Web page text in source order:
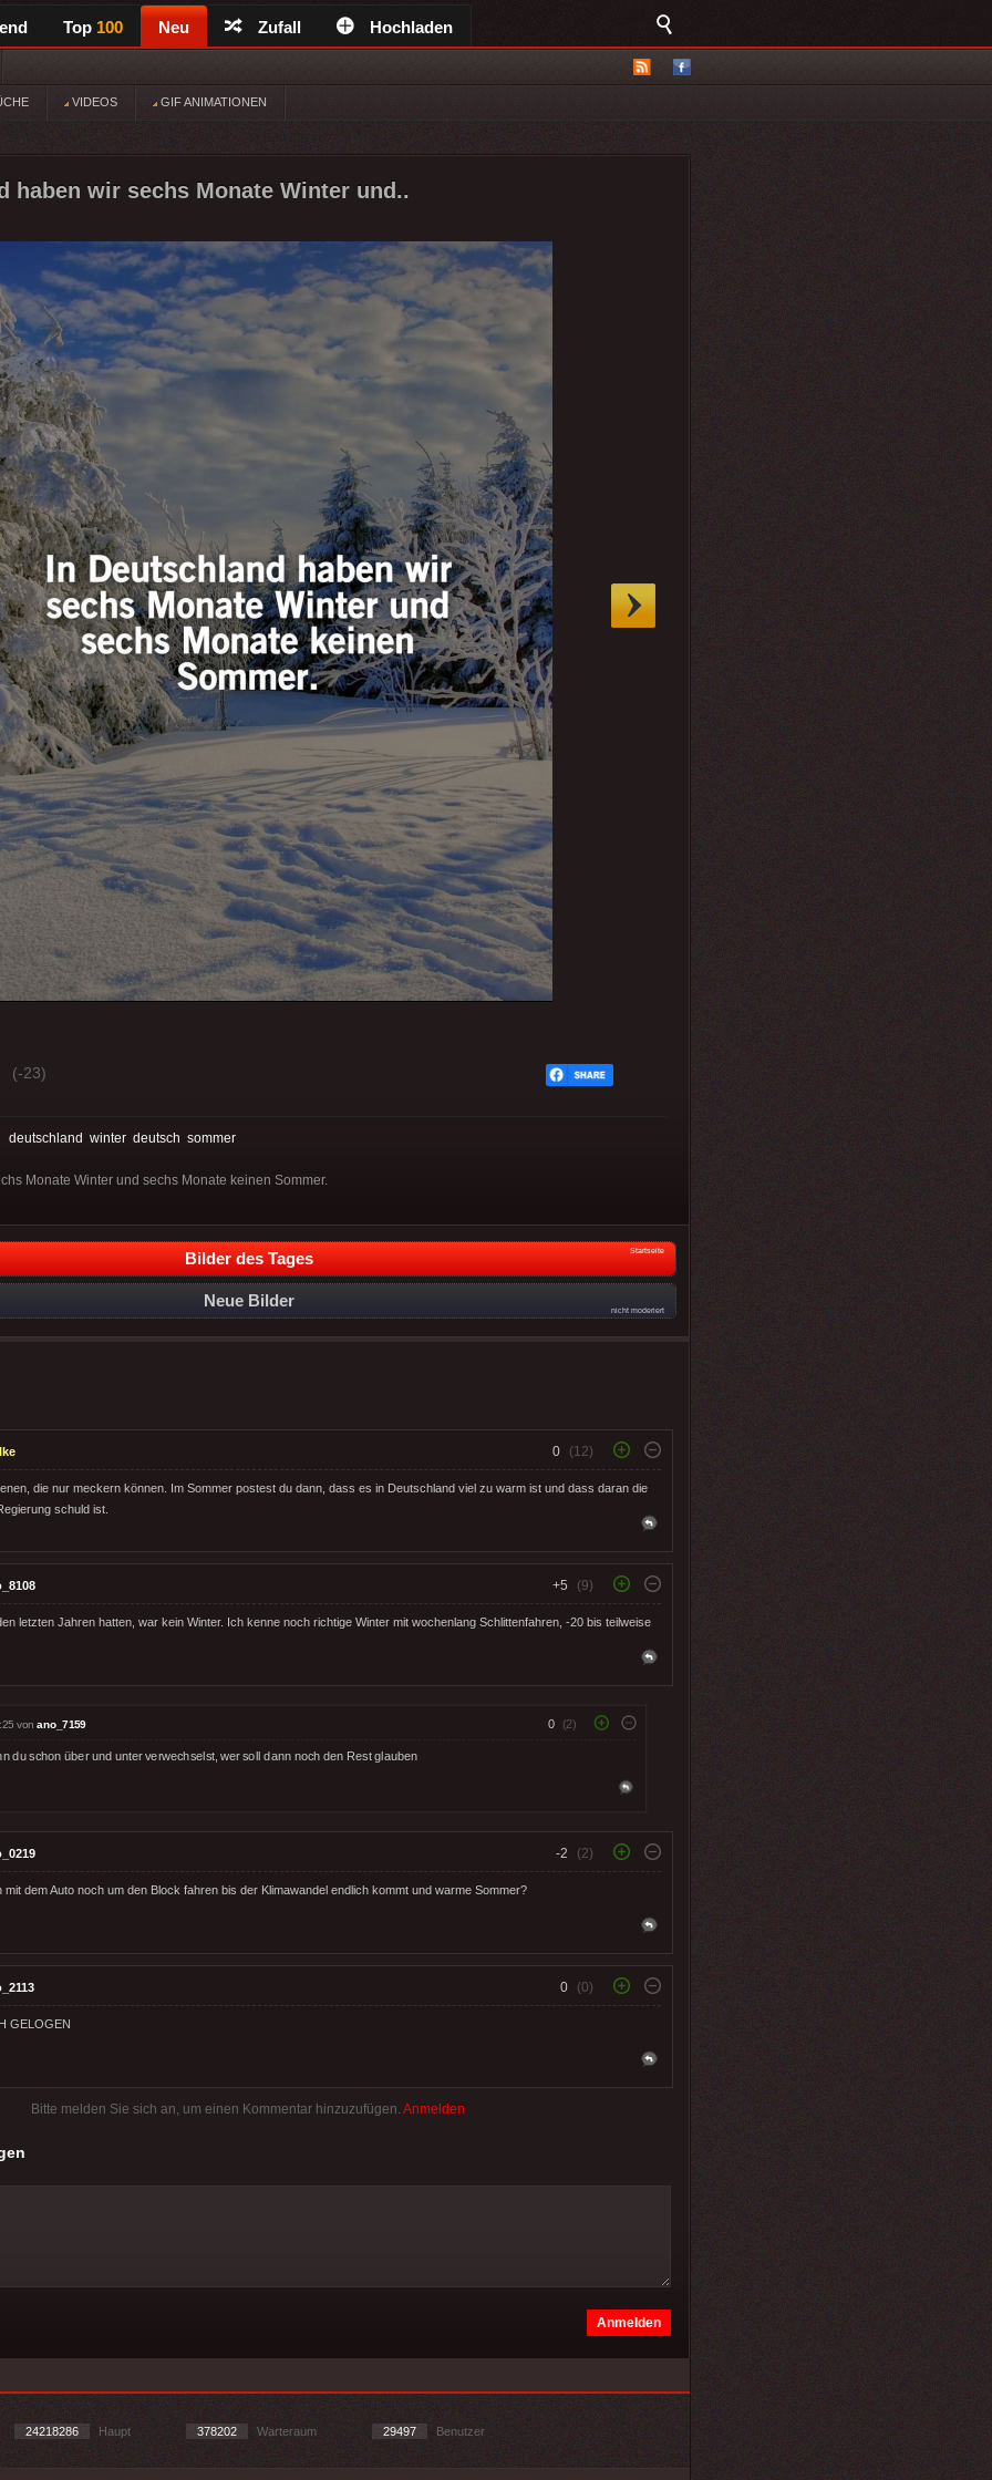
Top 100 Neu Zufall Hochladen
VIDEOS GIF ANIMATIONEN
haben wir sechs Monate Winter und..
(-23)
deutschland winter deutsch sommer
Monate Winter und sechs Monate keinen Sommer.
Bilder des Tages Startseite
Neue Bilder
nicht moderiert
0 (12)
die nur meckern können. Im Sommer postest du dann, dass es in Deutschland viel zu warm ist und dass daran die
schuld ist.
+5 (9)
letzten Jahren hatten, war kein Winter. Ich kenne noch richtige Winter mit wochenlang Schlittenfahren, -20 bis teilweise
vonano_7159 0 (2)
du schon über und unter verwechselst, wer soll dann noch den Rest glauben
-2 (2)
mit dem Auto noch um den Block fahren bis der Klimawandel endlich kommt und warme Sommer?
0 (0)
GELOGEN
Bitte melden Sie sich an, um einen Kommentar hinzuzufügen. Anmelden
24218286 Haupt 378202 Warteraum 29497 Benutzer